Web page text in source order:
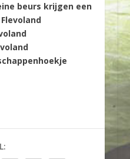
beurs krijgen een